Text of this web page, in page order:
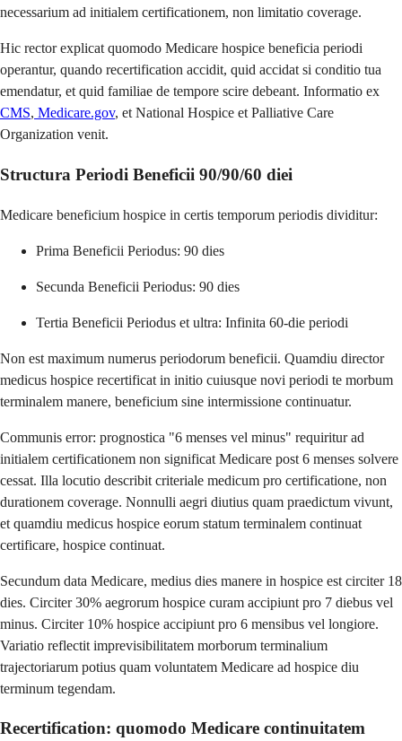
necessarium ad initialem certificationem, non limitatio coverage.
Hic rector explicat quomodo Medicare hospice beneficia periodi
operantur, quando recertification accidit, quid accidat si conditio tua
emendatur, et quid familiae de tempore scire debeant. Informatio ex
CMS, Medicare.gov, et National Hospice et Palliative Care
Organization venit.
Structura Periodi Beneficii 90/90/60 diei
Medicare beneficium hospice in certis temporum periodis dividitur:
Prima Beneficii Periodus: 90 dies
Secunda Beneficii Periodus: 90 dies
Tertia Beneficii Periodus et ultra: Infinita 60-die periodi
Non est maximum numerus periodorum beneficii. Quamdiu director
medicus hospice recertificat in initio cuiusque novi periodi te morbum
terminalem manere, beneficium sine intermissione continuatur.
Communis error: prognostica "6 menses vel minus" requiritur ad
initialem certificationem non significat Medicare post 6 menses solvere
cessat. Illa locutio describit criteriale medicum pro certificatione, non
durationem coverage. Nonnulli aegri diutius quam praedictum vivunt,
et quamdiu medicus hospice eorum statum terminalem continuat
certificare, hospice continuat.
Secundum data Medicare, medius dies manere in hospice est circiter 18
dies. Circiter 30% aegrorum hospice curam accipiunt pro 7 diebus vel
minus. Circiter 10% hospice accipiunt pro 6 mensibus vel longiore.
Variatio reflectit imprevisibilitatem morborum terminalium
trajectoriarum potius quam voluntatem Medicare ad hospice diu
terminum tegendam.
Recertification: quomodo Medicare continuitatem